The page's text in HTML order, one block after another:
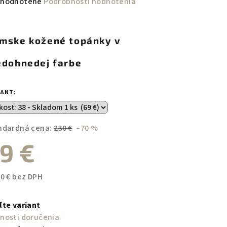
kožené topánky v
farbe
cena: 230 € –70 %
€
€ bez DPH
variant
doručenia